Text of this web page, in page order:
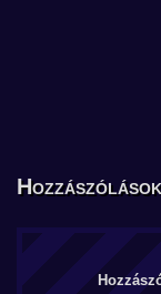
Hozzászólások